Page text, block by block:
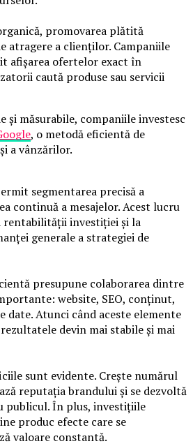
promovarea plătită
atragere a clienților. Campaniile
afișarea ofertelor exact în
caută produse sau servicii
și măsurabile, companiile investesc
, o metodă eficientă de
a vânzărilor.
segmentarea precisă a
continuă a mesajelor. Acest lucru
rentabilității investiției și la
generale a strategiei de
presupune colaborarea dintre
website, SEO, conținut,
date. Atunci când aceste elemente
devin mai stabile și mai
sunt evidente. Crește numărul
reputația brandului și se dezvoltă
publicul. În plus, investițiile
produc efecte care se
valoare constantă.